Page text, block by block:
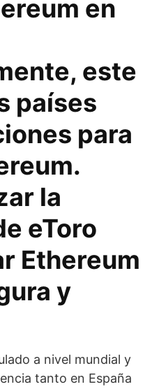
en
este
países
para
la
eToro
Ethereum
y
a nivel mundial y
tanto en España